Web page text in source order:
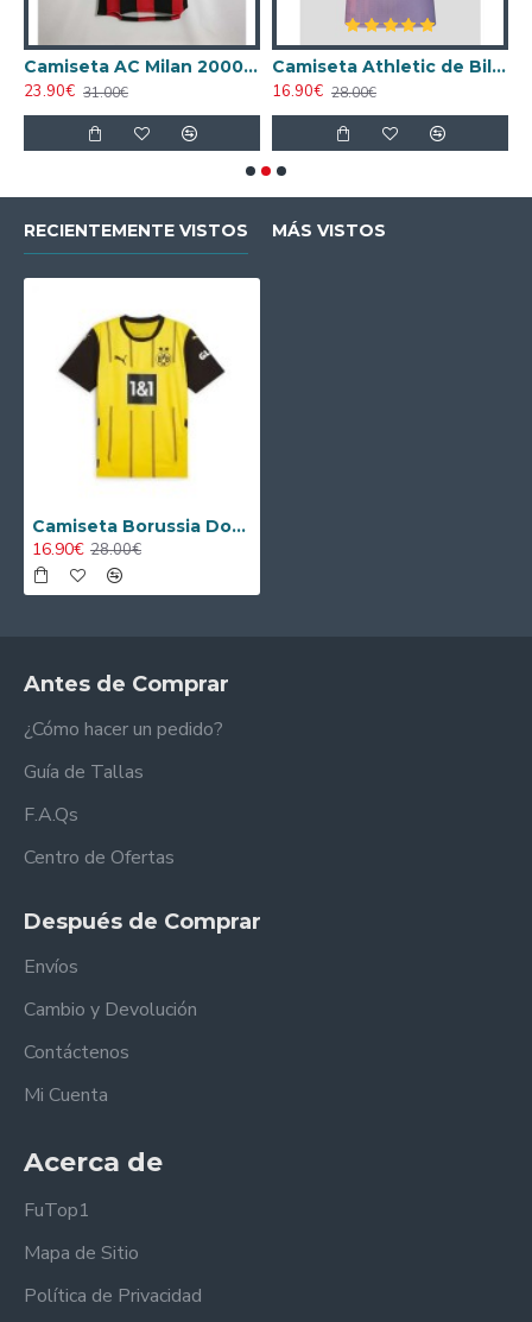
Camiseta AC Milan 2000/2001 Local Retro
23.90€ 31.00€
Camiseta Athletic de Bilbao 2024/2025 Alternativo
16.90€ 28.00€
RECIENTEMENTE VISTOS MÁS VISTOS
Camiseta Borussia Dortmund 2024/2025 Local
16.90€ 28.00€
Antes de Comprar
¿Cómo hacer un pedido?
Guía de Tallas
F.A.Qs
Centro de Ofertas
Después de Comprar
Envíos
Cambio y Devolución
Contáctenos
Mi Cuenta
Acerca de
FuTop1
Mapa de Sitio
Política de Privacidad